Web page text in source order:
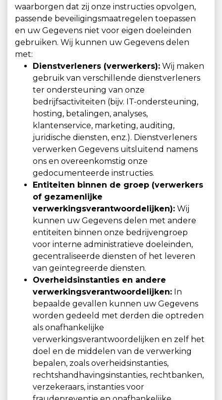
waarborgen dat zij onze instructies opvolgen,
passende beveiligingsmaatregelen toepassen
en uw Gegevens niet voor eigen doeleinden
gebruiken. Wij kunnen uw Gegevens delen
met:
Dienstverleners (verwerkers): Wij maken
gebruik van verschillende dienstverleners
ter ondersteuning van onze
bedrijfsactiviteiten (bijv. IT-ondersteuning,
hosting, betalingen, analyses,
klantenservice, marketing, auditing,
juridische diensten, enz.). Dienstverleners
verwerken Gegevens uitsluitend namens
ons en overeenkomstig onze
gedocumenteerde instructies.
Entiteiten binnen de groep (verwerkers
of gezamenlijke
verwerkingsverantwoordelijken): Wij
kunnen uw Gegevens delen met andere
entiteiten binnen onze bedrijvengroep
voor interne administratieve doeleinden,
gecentraliseerde diensten of het leveren
van geïntegreerde diensten.
Overheidsinstanties en andere
verwerkingsverantwoordelijken: In
bepaalde gevallen kunnen uw Gegevens
worden gedeeld met derden die optreden
als onafhankelijke
verwerkingsverantwoordelijken en zelf het
doel en de middelen van de verwerking
bepalen, zoals overheidsinstanties,
rechtshandhavingsinstanties, rechtbanken,
verzekeraars, instanties voor